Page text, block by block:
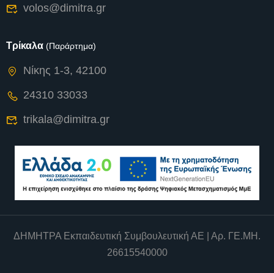
volos@dimitra.gr
Τρίκαλα (Παράρτημα)
Νίκης 1-3, 42100
24310 33033
trikala@dimitra.gr
ΔΗΜΗΤΡΑ Εκπαιδευτική Συμβουλευτική ΑΕ | Αρ. ΓΕ.ΜΗ.
26615540000